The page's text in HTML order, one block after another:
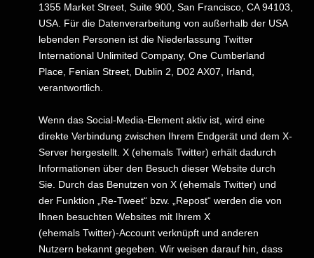
1355 Market Street, Suite 900, San Francisco, CA 94103,
USA. Für die Datenverarbeitung von außerhalb der USA
lebenden Personen ist die Niederlassung Twitter
International Unlimited Company, One Cumberland
Place, Fenian Street, Dublin 2, D02 AX07, Irland,
verantwortlich.
Wenn das Social-Media-Element aktiv ist, wird eine
direkte Verbindung zwischen Ihrem Endgerät und dem X-
Server hergestellt. X (ehemals Twitter) erhält dadurch
Informationen über den Besuch dieser Website durch
Sie. Durch das Benutzen von X (ehemals Twitter) und
der Funktion „Re-Tweet“ bzw. „Repost“ werden die von
Ihnen besuchten Websites mit Ihrem X
(ehemals Twitter)-Account verknüpft und anderen
Nutzern bekannt gegeben. Wir weisen darauf hin, dass